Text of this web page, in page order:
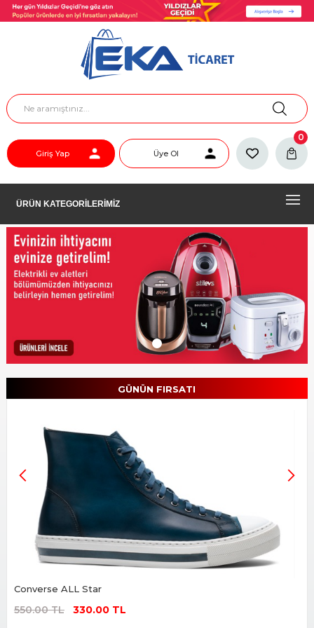
Giriş Yap Üye Ol
0
ÜRÜN KATEGORİLERİMİZ